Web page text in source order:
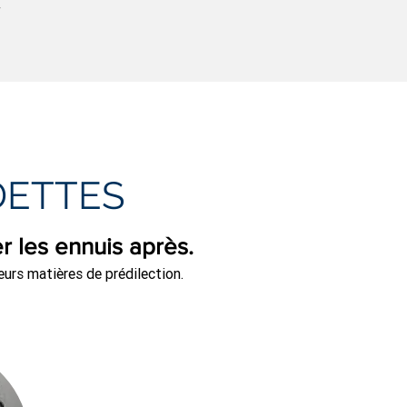
les ennuis après.
matières de prédilection.